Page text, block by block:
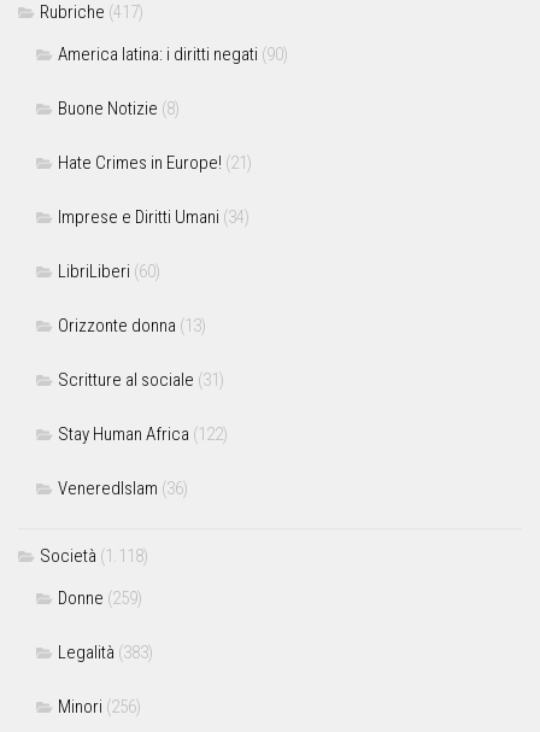
Rubriche (417)
America latina: i diritti negati (90)
Buone Notizie (8)
Hate Crimes in Europe! (21)
Imprese e Diritti Umani (34)
LibriLiberi (60)
Orizzonte donna (13)
Scritture al sociale (31)
Stay Human Africa (122)
VeneredIslam (36)
Società (1.118)
Donne (259)
Legalità (383)
Minori (256)